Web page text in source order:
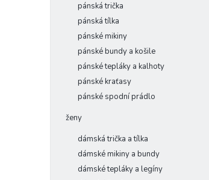
pánská trička
pánská tílka
pánské mikiny
pánské bundy a košile
pánské tepláky a kalhoty
pánské kraťasy
pánské spodní prádlo
ženy
dámská trička a tílka
dámské mikiny a bundy
dámské tepláky a legíny